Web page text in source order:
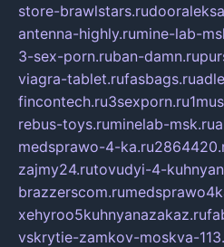
store-brawlstars.ru
antenna-highly.rumine-lab-
3-sex-porn.ruban-damn.ru
viagra-tablet.rufasbags.ru
fincontech.ru3sexporn.ru
rebus-toys.ruminelab-msk.ru
medsprawo-4-ka.ru
zajmy24.rutovudyi-4-
brazzerscom.ru
xehyroo5kuhnyanazakaz.ru
vskrytie-zamkov-moskva-